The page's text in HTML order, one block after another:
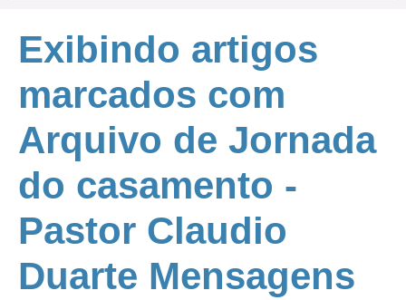
Exibindo artigos
marcados com
Arquivo de Jornada
do casamento -
Pastor Claudio
Duarte Mensagens